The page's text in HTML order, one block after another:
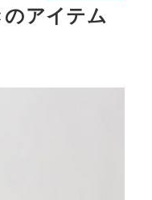
アイテム